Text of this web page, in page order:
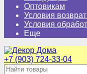
Оптовикам
Условия
Условия
Еще
+7 (903) 724-33-04